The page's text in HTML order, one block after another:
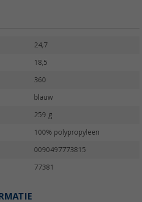
24,7
18,5
360
blauw
259 g
100% polypropyleen
0090497773815
77381